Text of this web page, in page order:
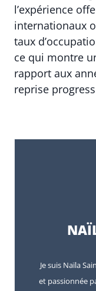
l’expérience
internationaux
taux
ce qui montre
rapport aux
reprise
Je suis Naïla
et passionnée